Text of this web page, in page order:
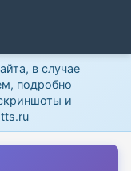
в случае
подробно
и